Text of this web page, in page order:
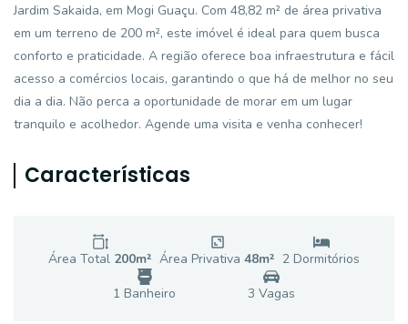
Jardim Sakaida, em Mogi Guaçu. Com 48,82 m² de área privativa
em um terreno de 200 m², este imóvel é ideal para quem busca
conforto e praticidade. A região oferece boa infraestrutura e fácil
acesso a comércios locais, garantindo o que há de melhor no seu
dia a dia. Não perca a oportunidade de morar em um lugar
tranquilo e acolhedor. Agende uma visita e venha conhecer!
Características
Área Total 200m² Área Privativa 48m² 2 Dormitórios
1 Banheiro 3 Vagas